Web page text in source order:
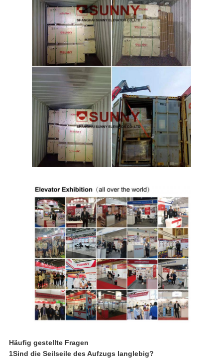
Häufig gestellte Fragen
1Sind die Seilseile des Aufzugs langlebig?